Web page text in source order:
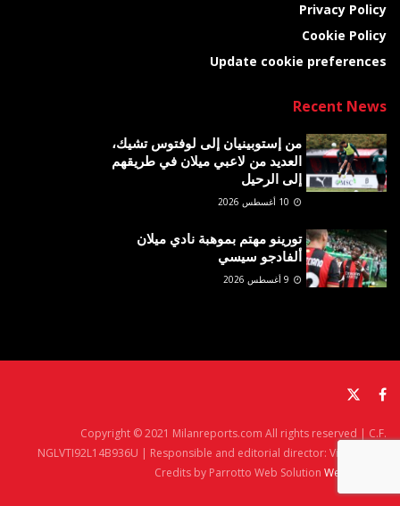
Privacy Policy
Cookie Policy
Update cookie preferences
Recent News
من إستوبينيان إلى لوفتوس تشيك،
العديد من لاعبي ميلان في طريقهم
إلى الرحيل
تورينو مهتم بموهبة نادي ميلان
ألفادجو سيسي
Copyright © 2021 Milanreports.com All rights reserved | C.F.
NGLVTI92L14B936U | Responsible and editorial director: Vito Angelè
Credits by Parrotto Web Solution Web Agency